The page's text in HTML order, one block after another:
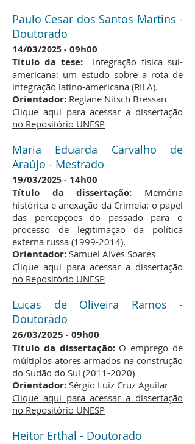
Paulo Cesar dos Santos Martins -
Doutorado
14/03/2025 - 09h00
Título da tese: Integração física sul-
americana: um estudo sobre a rota de
integração latino-americana (RILA).
Orientador: Regiane Nitsch Bressan
Clique aqui para acessar a dissertação
no Repositório UNESP
Maria Eduarda Carvalho de
Araújo - Mestrado
19/03/2025 - 14h00
Título da dissertação: Memória
histórica e anexação da Crimeia: o papel
das percepções do passado para o
processo de legitimação da política
externa russa (1999-2014).
Orientador: Samuel Alves Soares
Clique aqui para acessar a dissertação
no Repositório UNESP
Lucas de Oliveira Ramos -
Doutorado
​26/03/2025 - 09h00
Título da dissertação:O emprego de
múltiplos atores armados na construção
do Sudão do Sul (2011-2020)
Orientador: Sérgio Luiz Cruz Aguilar
Clique aqui para acessar a dissertação
no Repositório UNESP
Heitor Erthal - Doutorado